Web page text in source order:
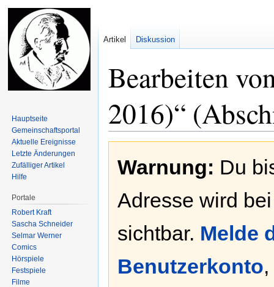
Bearbeiten
2016)“
Navigation
springen
Suche
springen
Warnung: Du
Adresse wird
sichtbar. Melde
Benutzerkonto
Artikel Diskussion
Hauptseite
Gemeinschafts­portal
Aktuelle Ereignisse
Letzte Änderungen
Zufälliger Artikel
Hilfe
Portale
Robert Kraft
Sascha Schneider
Selmar Werner
Comics
Hörspiele
Festspiele
Filme